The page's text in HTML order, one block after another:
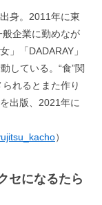
身。2011年に東
企業に勤めなが
」「DADARAY」
している。“食”関
れるとまた作り
出版、2021年に
）
セになるたら